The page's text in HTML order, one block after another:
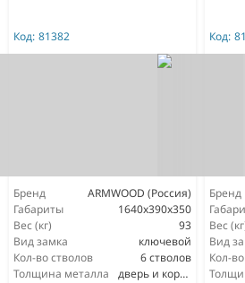
Код: 81382
Бренд
ARMWOOD (Россия)
Габариты
1640х390х350
Вес (кг)
93
Вид замка
ключевой
Кол-во стволов
6 стволов
Толщина металла
дверь и корпус 3мм
Код:
Бренд
Вес
Вид
Кол-